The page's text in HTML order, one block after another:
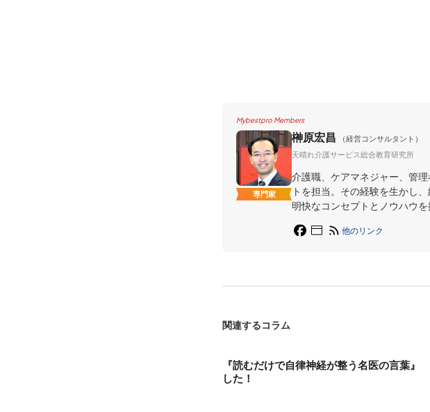
Mybestpro Members
専門家
榊原宏昌
（経営コンサルタント）
天晴れ介護サービス総合教育研究所
介護職、ケアマネジャー、管
トを担当。その経験を生かし
明快なコンセプトとノウハウを
他のリンク
関連するコラム
『読むだけで自律神経が整う名医の言葉
した！